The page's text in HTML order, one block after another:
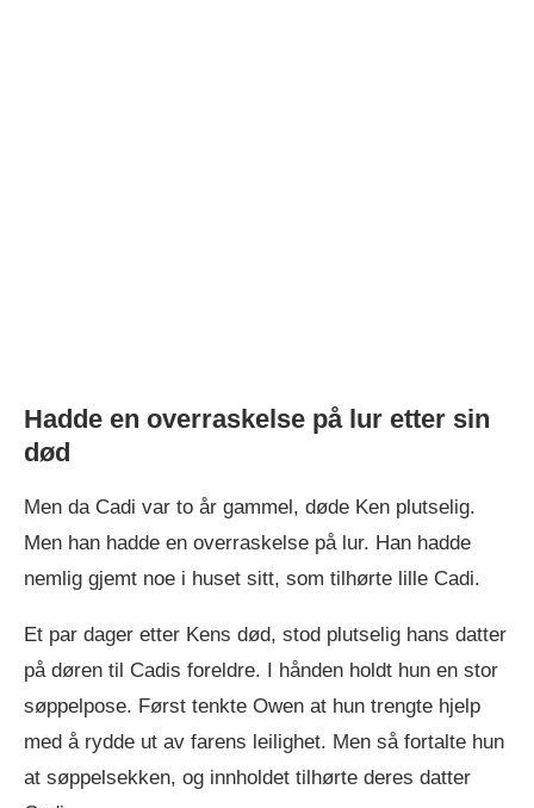
Hadde en overraskelse på lur etter sin
død
Men da Cadi var to år gammel, døde Ken plutselig.
Men han hadde en overraskelse på lur. Han hadde
nemlig gjemt noe i huset sitt, som tilhørte lille Cadi.
Et par dager etter Kens død, stod plutselig hans datter
på døren til Cadis foreldre. I hånden holdt hun en stor
søppelpose. Først tenkte Owen at hun trengte hjelp
med å rydde ut av farens leilighet. Men så fortalte hun
at søppelsekken, og innholdet tilhørte deres datter